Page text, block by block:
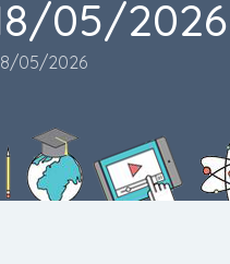
05/2026
05/2026